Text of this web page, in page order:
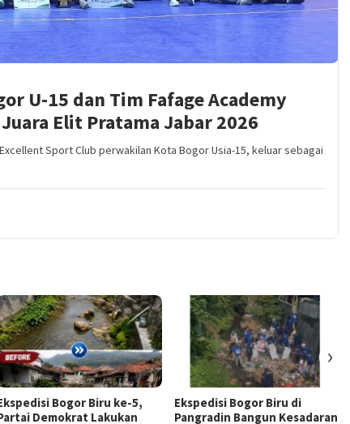
U-15 dan Tim Fafage Academy
Elit Pratama Jabar 2026
Sport Club perwakilan Kota Bogor Usia-15, keluar sebagai
Bogor Biru ke-5,
Demokrat Lakukan
Ekspedisi Bogor Biru di
Pangradin Bangun Kesadaran
›